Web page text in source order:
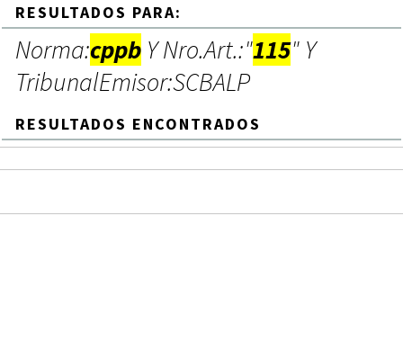
RESULTADOS PARA:
Norma:cppb Y Nro.Art.:"115" Y
TribunalEmisor:SCBALP
RESULTADOS ENCONTRADOS